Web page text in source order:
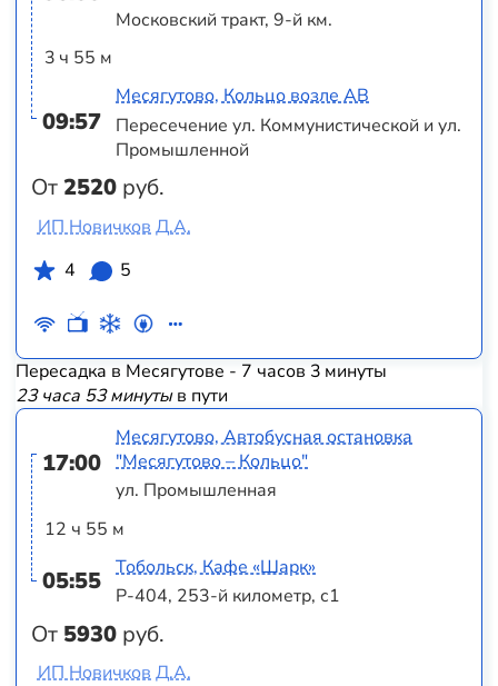
3 ч 55 м
09:57
От2520 руб.
Московский тракт, 9-й км.
Месягутово, Кольцо возле АВ
Пересечение ул. Коммунистической и ул.
Промышленной
ИП Новичков Д.А.
4
5
Пересадка в Месягутове - 7 часов 3 минуты
23 часа 53 минутыв пути
17:00
12 ч 55 м
05:55
От 5930 руб.
Месягутово, Автобусная остановка
"Месягутово – Кольцо"
ул. Промышленная
Тобольск, Кафе «Шарк»
Р-404, 253-й километр, с1
ИП Новичков Д.А.